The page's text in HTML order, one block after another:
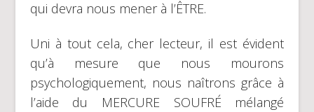
qui devra nous mener à l’ÊTRE.
Uni à tout cela, cher lecteur, il est évident
qu’à mesure que nous mourons
psychologiquement, nous naîtrons grâce à
l’aide du MERCURE SOUFRÉ mélangé